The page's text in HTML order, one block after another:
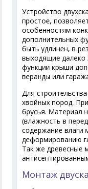
Устройство
простое,
особенностям
дополнительных
быть удлинен, в
выходящие
функции крыши
веранды или
Для
хвойных пород.
брусья. Материал
(влажность в
содержание влаги
деформированию
Так же древесные
Монтаж